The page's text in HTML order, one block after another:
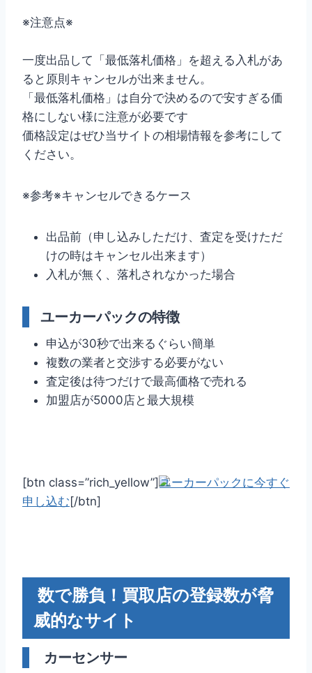
※注意点※
一度出品して「最低落札価格」を超える入札があ
ると原則キャンセルが出来ません。
「最低落札価格」は自分で決めるので安すぎる価
格にしない様に注意が必要です
価格設定はぜひ当サイトの相場情報を参考にして
ください。
※参考※キャンセルできるケース
出品前（申し込みしただけ、査定を受けただ
けの時はキャンセル出来ます）
入札が無く、落札されなかった場合
ユーカーパックの特徴
申込が30秒で出来るぐらい簡単
複数の業者と交渉する必要がない
査定後は待つだけで最高価格で売れる
加盟店が5000店と最大規模
[btn class=”rich_yellow”]ユーカーパックに今すぐ
申し込む[/btn]
数で勝負！買取店の登録数が脅
威的なサイト
カーセンサー